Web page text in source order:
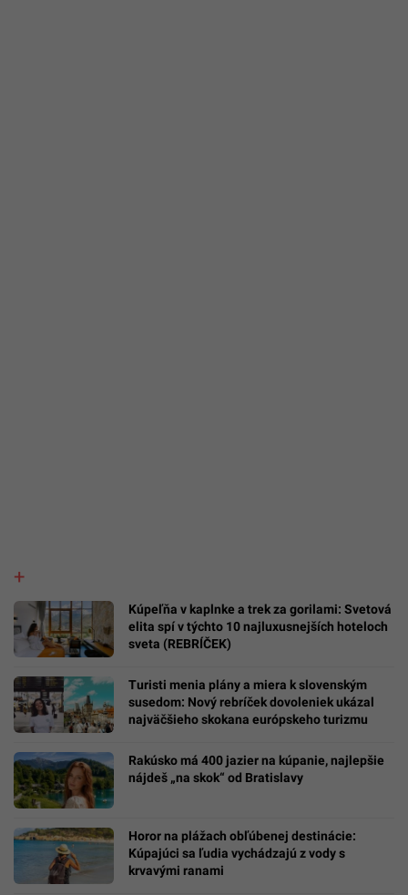
Kúpeľňa v kaplnke a trek za gorilami: Svetová
elita spí v týchto 10 najluxusnejších hoteloch
sveta (REBRÍČEK)
Turisti menia plány a miera k slovenským
susedom: Nový rebríček dovoleniek ukázal
najväčšieho skokana európskeho turizmu
Rakúsko má 400 jazier na kúpanie, najlepšie
nájdeš „na skok“ od Bratislavy
Horor na plážach obľúbenej destinácie:
Kúpajúci sa ľudia vychádzajú z vody s
krvavými ranami